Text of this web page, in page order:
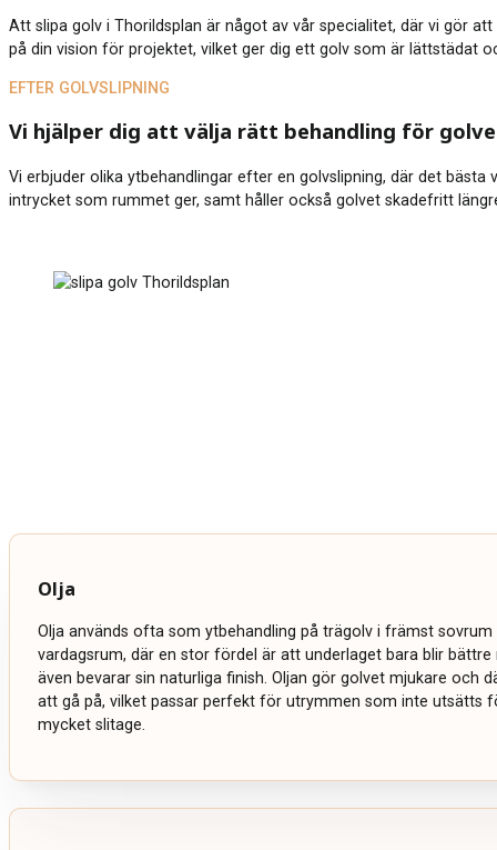
Att slipa golv i Thorildsplan är något av vår specialitet, där vi gör
på din vision för projektet, vilket ger dig ett golv som är lättstädat
EFTER GOLVSLIPNING
Vi hjälper dig att välja rätt behandling för
Vi erbjuder olika ytbehandlingar efter en golvslipning, där det
intrycket som rummet ger, samt håller också golvet skadefritt
Olja
Olja används ofta som ytbehandling på trägolv i främst sovrum
vardagsrum, där en stor fördel är att underlaget bara blir
även bevarar sin naturliga finish. Oljan gör golvet mjukare och
att gå på, vilket passar perfekt för utrymmen som inte utsätts
mycket slitage.